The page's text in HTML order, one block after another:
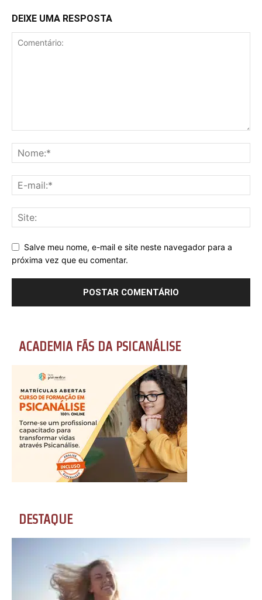
DEIXE UMA RESPOSTA
Salve meu nome, e-mail e site neste navegador para a
próxima vez que eu comentar.
ACADEMIA FÃS DA PSICANÁLISE
DESTAQUE